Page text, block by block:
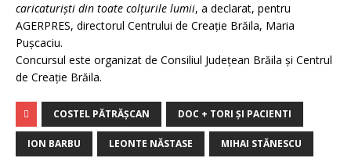
caricaturişti din toate colţurile lumii, a declarat, pentru
AGERPRES, directorul Centrului de Creaţie Brăila, Maria
Puşcaciu.
Concursul este organizat de Consiliul Judeţean Brăila şi Centrul
de Creaţie Brăila.
COSTEL PĂTRĂŞCAN DOC + TORI ȘI PACIENTI
ION BARBU LEONTE NĂSTASE MIHAI STĂNESCU